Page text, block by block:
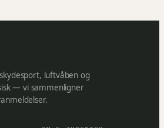
luftvåben og
— vi sammenligner